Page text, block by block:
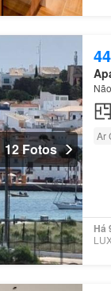
12 Fotos
Ar
Há